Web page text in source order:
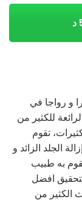
و رواجا في
للكثير من
تقوم
الجلد الزائد و
به طبيب
افضل
الكثير من